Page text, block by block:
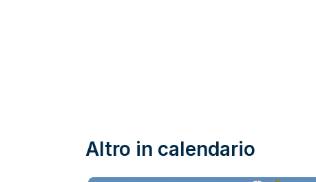
Altro in calendario